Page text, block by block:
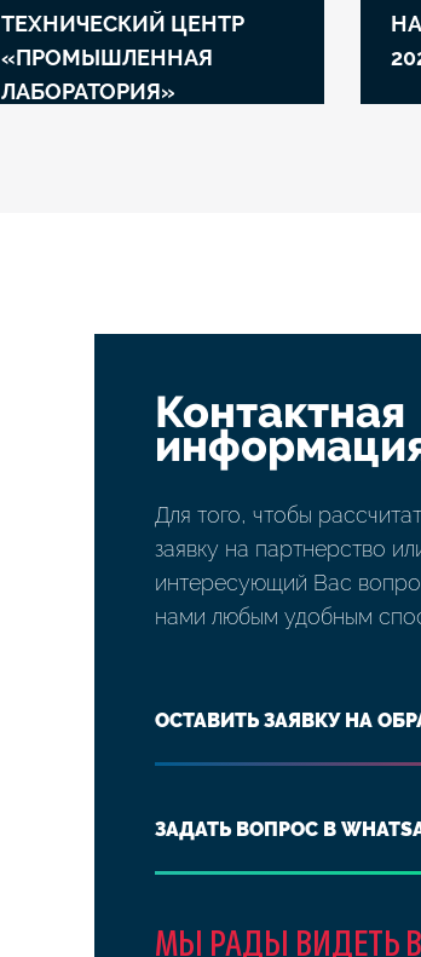
ТЕХНИЧЕСКИЙ ЦЕНТР
«ПРОМЫШЛЕННАЯ
ЛАБОРАТОРИЯ»
Контактная
Для того, чтобы
заявку на партнерство
интересующий Вас
нами любым удобным
ОСТАВИТЬ ЗАЯВКУ НА
ЗАДАТЬ ВОПРОС В
МЫ РАДЫ ВИДЕТЬ